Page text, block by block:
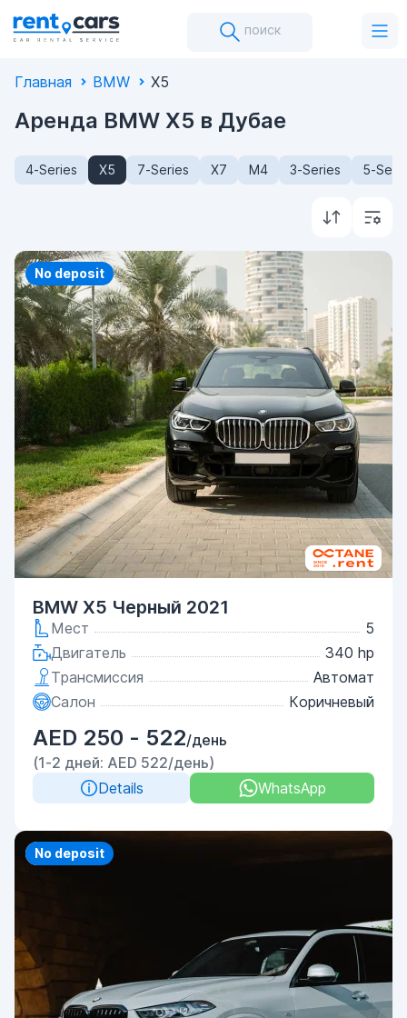
поиск
Главная BMW X5
Аренда BMW X5 в Дубае
4-Series X5 7-Series X7 M4 3-Series 5-
Priority
No deposit
BMW X5 Черный 2021
Мест
5
Двигатель
340 hp
Трансмиссия
Автомат
Салон
Коричневый
AED 250 - 522/день
(1-2 дней: AED 522/день)
Details
WhatsApp
Priority
No deposit